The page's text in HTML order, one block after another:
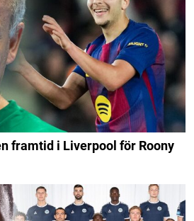
framtid i Liverpool för Roony